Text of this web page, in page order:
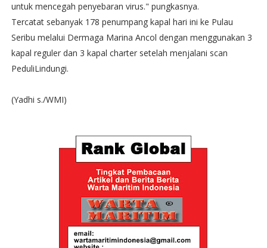
untuk mencegah penyebaran virus." pungkasnya.
Tercatat sebanyak 178 penumpang kapal hari ini ke Pulau
Seribu melalui Dermaga Marina Ancol dengan menggunakan 3
kapal reguler dan 3 kapal charter setelah menjalani scan
PeduliLindungi.
(Yadhi s./WMI)